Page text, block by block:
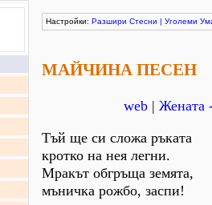
Настройки: Разшири Стесни | Уголеми
МАЙЧИНА ПЕСЕН
web | Жената
Тъй ще си сложа ръката
кротко на нея легни.
Мракът обгръща земята,
мъничка рожбо, заспи!